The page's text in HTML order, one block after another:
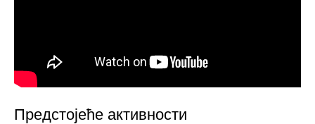
Предстојеће активности